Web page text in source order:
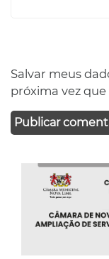
Salvar meus
próxima vez